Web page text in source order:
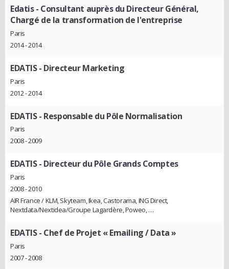
Edatis- Consultant auprès du Directeur Général,
Chargé de la transformation de l'entreprise
Paris
2014 - 2014
EDATIS- Directeur Marketing
Paris
2012 - 2014
EDATIS- Responsable du Pôle Normalisation
Paris
2008 - 2009
EDATIS- Directeur du Pôle Grands Comptes
Paris
2008 - 2010
AIR France / KLM, Skyteam, Ikea, Castorama, ING Direct,
Nextdata/Nextidea/Groupe Lagardère, Poweo, …
EDATIS- Chef de Projet « Emailing / Data »
Paris
2007 - 2008